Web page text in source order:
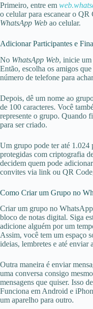
Primeiro, entre em
o celular para escanear o QR
WhatsApp Web ao celular.
Adicionar Participantes e
No WhatsApp Web, inicie
Então, escolha os amigos
número de telefone para
Depois, dê um nome ao
de 100 caracteres. Você
represente o grupo. Quando
para ser criado.
Um grupo pode ter até 1.024
protegidas com criptografia
decidem quem pode
convites via link ou QR
Como Criar um Grupo no
Criar um grupo no
bloco de notas digital. Siga
adicione alguém por um
Assim, você tem um espaço
ideias, lembretes e até enviar
Outra maneira é enviar
uma conversa consigo
mensagens que quiser. Isso
Funciona em Android e
um aparelho para outro.